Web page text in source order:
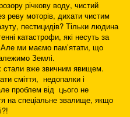
річкову воду, чистий
реву моторів, дихати чистим
пестицидів? Тільки людина
катастрофи, які несуть за
ми маємо пам’ятати, що
Землі.
стали вже звичним явищем.
сміття, недопалки і
проблем від цього не
на спеціальне звалище, якщо